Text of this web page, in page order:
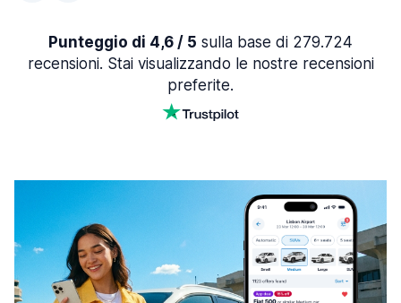
Punteggio di 4,6 / 5 sulla base di 279.724
recensioni. Stai visualizzando le nostre recensioni
preferite.